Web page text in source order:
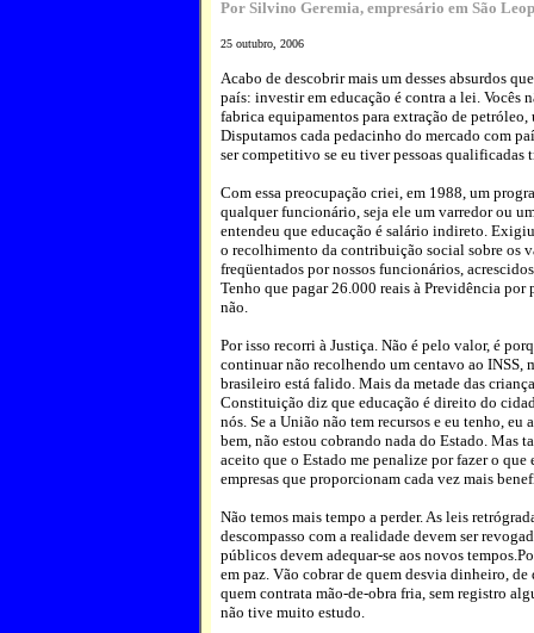
Por Silvino Geremia, empresário em São
25 outubro, 2006
Acabo de descobrir mais um desses absurdos
país: investir em educação é contra a lei. Vocês
fabrica equipamentos para extração de
Disputamos cada pedacinho do mercado com
ser competitivo se eu tiver pessoas qualificadas
Com essa preocupação criei, em 1988, um
qualquer funcionário, seja ele um varredor ou
entendeu que educação é salário indireto. Exigiu
o recolhimento da contribuição social sobre os
freqüentados por nossos funcionários,
Tenho que pagar 26.000 reais à Previdência
não.
Por isso recorri à Justiça. Não é pelo valor, é
continuar não recolhendo um centavo ao INSS,
brasileiro está falido. Mais da metade das
Constituição diz que educação é direito do
nós. Se a União não tem recursos e eu tenho,
bem, não estou cobrando nada do Estado. Mas
aceito que o Estado me penalize por fazer o que
empresas que proporcionam cada vez mais
Não temos mais tempo a perder. As leis
descompasso com a realidade devem ser
públicos devem adequar-se aos novos
em paz. Vão cobrar de quem desvia dinheiro,
quem contrata mão-de-obra fria, sem registro
não tive muito estudo.